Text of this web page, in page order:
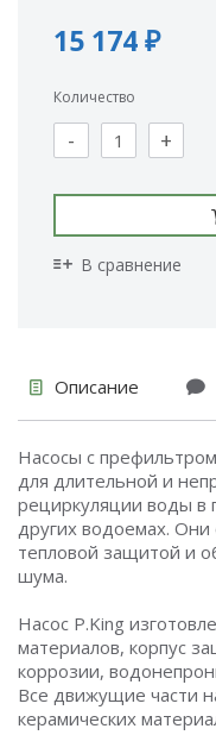
15 174 ₽
Количество
- +
В сравнение
Описание
Насосы с
для длительной и
рециркуляции воды в
других водоемах.
тепловой защитой и
шума.
Насос P.King
материалов, корпус
коррозии,
Все движущие части
керамических